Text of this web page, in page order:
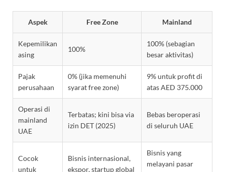
Aspek Free Zone Mainland
Kepemilikan
asing
100%
100% (sebagian
besar aktivitas)
Pajak
perusahaan
0% (jika memenuhi
syarat free zone)
9% untuk profit di
atas AED 375.000
Operasi di
mainland
UAE
Terbatas; kini bisa via
izin DET (2025)
Bebas beroperasi
di seluruh UAE
Cocok
untuk
Bisnis internasional,
ekspor, startup global
Bisnis yang
melayani pasar